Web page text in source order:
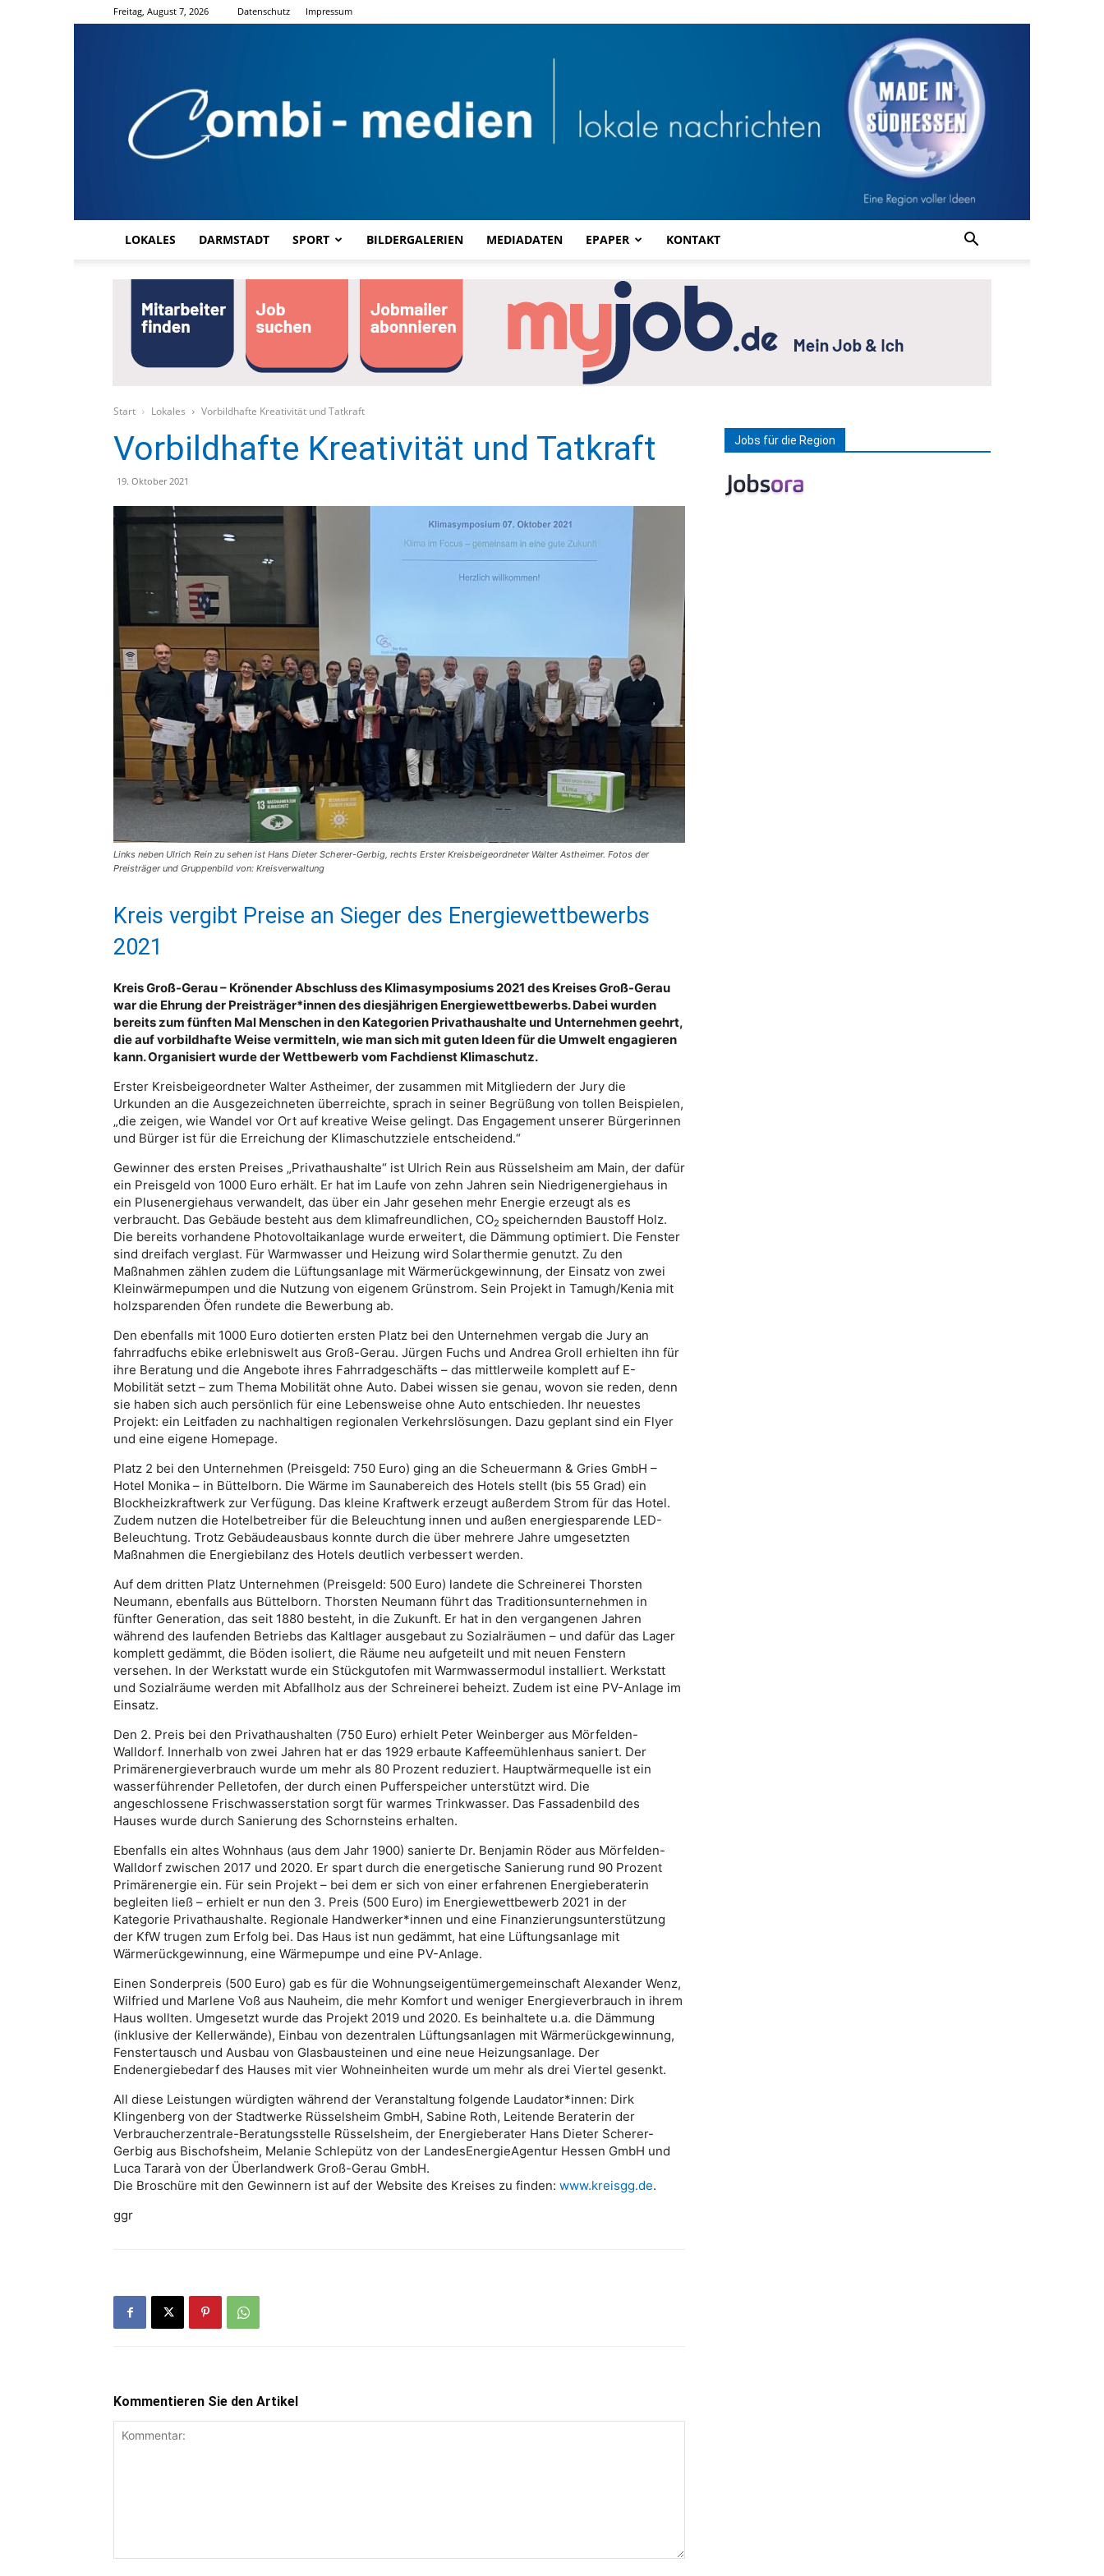
Freitag, August 7, 2026 Datenschutz Impressum
LOKALES DARMSTADT SPORT BILDERGALERIEN MEDIADATEN EPAPER KONTAKT
Start Lokales Vorbildhafte Kreativität und Tatkraft
Vorbildhafte Kreativität und Tatkraft
19. Oktober 2021
Links neben Ulrich Rein zu sehen ist Hans Dieter Scherer-Gerbig, rechts Erster Kreisbeigeordneter Walter Astheimer. Fotos der
Preisträger und Gruppenbild von: Kreisverwaltung
Kreis vergibt Preise an Sieger des Energiewettbewerbs
2021
Kreis Groß-Gerau – Krönender Abschluss des Klimasymposiums 2021 des Kreises Groß-Gerau
war die Ehrung der Preisträger*innen des diesjährigen Energiewettbewerbs. Dabei wurden
bereits zum fünften Mal Menschen in den Kategorien Privathaushalte und Unternehmen geehrt,
die auf vorbildhafte Weise vermitteln, wie man sich mit guten Ideen für die Umwelt engagieren
kann. Organisiert wurde der Wettbewerb vom Fachdienst Klimaschutz.
Erster Kreisbeigeordneter Walter Astheimer, der zusammen mit Mitgliedern der Jury die
Urkunden an die Ausgezeichneten überreichte, sprach in seiner Begrüßung von tollen Beispielen,
„die zeigen, wie Wandel vor Ort auf kreative Weise gelingt. Das Engagement unserer Bürgerinnen
und Bürger ist für die Erreichung der Klimaschutzziele entscheidend.“
Gewinner des ersten Preises „Privathaushalte“ ist Ulrich Rein aus Rüsselsheim am Main, der dafür
ein Preisgeld von 1000 Euro erhält. Er hat im Laufe von zehn Jahren sein Niedrigenergiehaus in
ein Plusenergiehaus verwandelt, das über ein Jahr gesehen mehr Energie erzeugt als es
verbraucht. Das Gebäude besteht aus dem klimafreundlichen, CO2 speichernden Baustoff Holz.
Die bereits vorhandene Photovoltaikanlage wurde erweitert, die Dämmung optimiert. Die Fenster
sind dreifach verglast. Für Warmwasser und Heizung wird Solarthermie genutzt. Zu den
Maßnahmen zählen zudem die Lüftungsanlage mit Wärmerückgewinnung, der Einsatz von zwei
Kleinwärmepumpen und die Nutzung von eigenem Grünstrom. Sein Projekt in Tamugh/Kenia mit
holzsparenden Öfen rundete die Bewerbung ab.
Den ebenfalls mit 1000 Euro dotierten ersten Platz bei den Unternehmen vergab die Jury an
fahrradfuchs ebike erlebniswelt aus Groß-Gerau. Jürgen Fuchs und Andrea Groll erhielten ihn für
ihre Beratung und die Angebote ihres Fahrradgeschäfts – das mittlerweile komplett auf E-
Mobilität setzt – zum Thema Mobilität ohne Auto. Dabei wissen sie genau, wovon sie reden, denn
sie haben sich auch persönlich für eine Lebensweise ohne Auto entschieden. Ihr neuestes
Projekt: ein Leitfaden zu nachhaltigen regionalen Verkehrslösungen. Dazu geplant sind ein Flyer
und eine eigene Homepage.
Platz 2 bei den Unternehmen (Preisgeld: 750 Euro) ging an die Scheuermann & Gries GmbH –
Hotel Monika – in Büttelborn. Die Wärme im Saunabereich des Hotels stellt (bis 55 Grad) ein
Blockheizkraftwerk zur Verfügung. Das kleine Kraftwerk erzeugt außerdem Strom für das Hotel.
Zudem nutzen die Hotelbetreiber für die Beleuchtung innen und außen energiesparende LED-
Beleuchtung. Trotz Gebäudeausbaus konnte durch die über mehrere Jahre umgesetzten
Maßnahmen die Energiebilanz des Hotels deutlich verbessert werden.
Auf dem dritten Platz Unternehmen (Preisgeld: 500 Euro) landete die Schreinerei Thorsten
Neumann, ebenfalls aus Büttelborn. Thorsten Neumann führt das Traditionsunternehmen in
fünfter Generation, das seit 1880 besteht, in die Zukunft. Er hat in den vergangenen Jahren
während des laufenden Betriebs das Kaltlager ausgebaut zu Sozialräumen – und dafür das Lager
komplett gedämmt, die Böden isoliert, die Räume neu aufgeteilt und mit neuen Fenstern
versehen. In der Werkstatt wurde ein Stückgutofen mit Warmwassermodul installiert. Werkstatt
und Sozialräume werden mit Abfallholz aus der Schreinerei beheizt. Zudem ist eine PV-Anlage im
Einsatz.
Den 2. Preis bei den Privathaushalten (750 Euro) erhielt Peter Weinberger aus Mörfelden-
Walldorf. Innerhalb von zwei Jahren hat er das 1929 erbaute Kaffeemühlenhaus saniert. Der
Primärenergieverbrauch wurde um mehr als 80 Prozent reduziert. Hauptwärmequelle ist ein
wasserführender Pelletofen, der durch einen Pufferspeicher unterstützt wird. Die
angeschlossene Frischwasserstation sorgt für warmes Trinkwasser. Das Fassadenbild des
Hauses wurde durch Sanierung des Schornsteins erhalten.
Ebenfalls ein altes Wohnhaus (aus dem Jahr 1900) sanierte Dr. Benjamin Röder aus Mörfelden-
Walldorf zwischen 2017 und 2020. Er spart durch die energetische Sanierung rund 90 Prozent
Primärenergie ein. Für sein Projekt – bei dem er sich von einer erfahrenen Energieberaterin
begleiten ließ – erhielt er nun den 3. Preis (500 Euro) im Energiewettbewerb 2021 in der
Kategorie Privathaushalte. Regionale Handwerker*innen und eine Finanzierungsunterstützung
der KfW trugen zum Erfolg bei. Das Haus ist nun gedämmt, hat eine Lüftungsanlage mit
Wärmerückgewinnung, eine Wärmepumpe und eine PV-Anlage.
Einen Sonderpreis (500 Euro) gab es für die Wohnungseigentümergemeinschaft Alexander Wenz,
Wilfried und Marlene Voß aus Nauheim, die mehr Komfort und weniger Energieverbrauch in ihrem
Haus wollten. Umgesetzt wurde das Projekt 2019 und 2020. Es beinhaltete u.a. die Dämmung
(inklusive der Kellerwände), Einbau von dezentralen Lüftungsanlagen mit Wärmerückgewinnung,
Fenstertausch und Ausbau von Glasbausteinen und eine neue Heizungsanlage. Der
Endenergiebedarf des Hauses mit vier Wohneinheiten wurde um mehr als drei Viertel gesenkt.
All diese Leistungen würdigten während der Veranstaltung folgende Laudator*innen: Dirk
Klingenberg von der Stadtwerke Rüsselsheim GmbH, Sabine Roth, Leitende Beraterin der
Verbraucherzentrale-Beratungsstelle Rüsselsheim, der Energieberater Hans Dieter Scherer-
Gerbig aus Bischofsheim, Melanie Schlepütz von der LandesEnergieAgentur Hessen GmbH und
Luca Tararà von der Überlandwerk Groß-Gerau GmbH.
Die Broschüre mit den Gewinnern ist auf der Website des Kreises zu finden: www.kreisgg.de.
ggr
Kommentieren Sie den Artikel
Jobs für die Region